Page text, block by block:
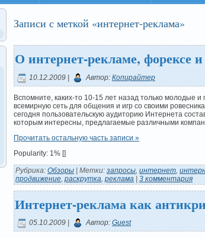
Записи с меткой «интернет-реклама»
О интернет-рекламе, форексе
10.12.2009 | Автор: Копирайтер
Вспомните, каких-то 10-15 лет назад только молодые
всемирную сеть для общения и игр со своими
сегодня пользовательскую аудиторию Интернета
которым интересны, предлагаемые различными
Прочитать остальную часть записи »
Popularity: 1% []
Рубрика: Обзоры | Метки: запросы интернет
продвижение раскрутка реклама | 3 комментария
Интернет-реклама как
05.10.2009 | Автор: Guest